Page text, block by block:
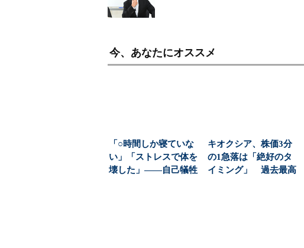
今、あなたにオススメ
「○時間しか寝ていな
い」「ストレスで体を
壊した」――自己犠牲
キオクシア、株価3分
の1急落は「絶好のタ
イミング」 過去最高